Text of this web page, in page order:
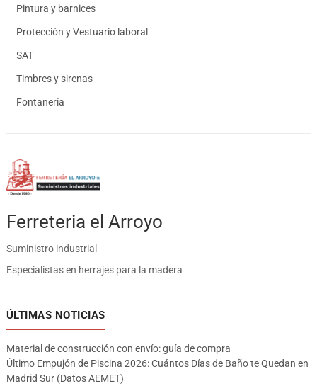
Pintura y barnices
Protección y Vestuario laboral
SAT
Timbres y sirenas
Fontanería
Ferreteria el Arroyo
Suministro industrial
Especialistas en herrajes para la madera
ÚLTIMAS NOTICIAS
Material de construcción con envío: guía de compra
Último Empujón de Piscina 2026: Cuántos Días de Baño te Quedan en
Madrid Sur (Datos AEMET)